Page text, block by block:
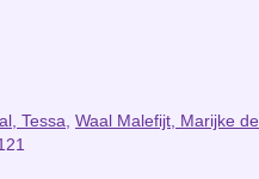
Tessa Waal Malefijt, Marijke de